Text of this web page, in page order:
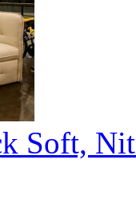
Soft,